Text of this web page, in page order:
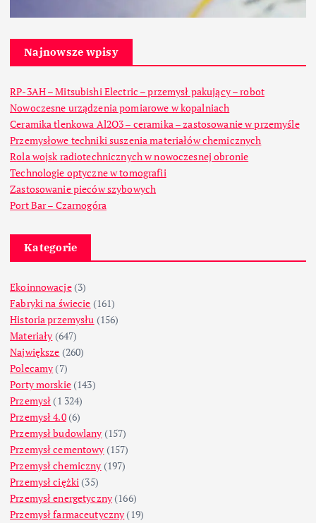
Najnowsze wpisy
RP-3AH – Mitsubishi Electric – przemysł pakujący – robot
Nowoczesne urządzenia pomiarowe w kopalniach
Ceramika tlenkowa Al2O3 – ceramika – zastosowanie w przemyśle
Przemysłowe techniki suszenia materiałów chemicznych
Rola wojsk radiotechnicznych w nowoczesnej obronie
Technologie optyczne w tomografii
Zastosowanie pieców szybowych
Port Bar – Czarnogóra
Kategorie
Ekoinnowacje(3)
Fabryki na świecie (161)
Historia przemysłu (156)
Materiały (647)
Największe (260)
Polecamy (7)
Porty morskie(143)
Przemysł (1 324)
Przemysł 4.0(6)
Przemysł budowlany (157)
Przemysł cementowy (157)
Przemysł chemiczny (197)
Przemysł ciężki (35)
Przemysł energetyczny (166)
Przemysł farmaceutyczny (19)